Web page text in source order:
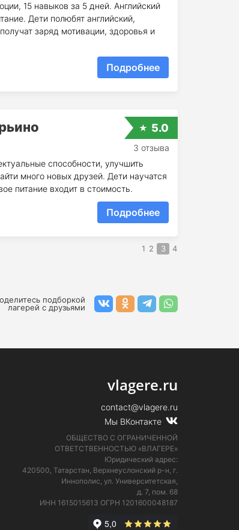
15 навыков за 5 дней. Английский
Дети полюбят английский,
заряд мотивации, здоровья и
Подробнее
способности, улучшить
много новых друзей. Дети научатся
питание входит в стоимость.
Подробнее
5.0
3 отзыва
1 2 3 4
подборкой
лагерей с друзьями
vlagere.ru
contact@vlagere.ru
Мы ВКонтакте
ОБЩЕСТВО С ОГРАНИЧЕННОЙ
ОТВЕТСТВЕННОСТЬЮ «ВЛАГЕРЕ»
Юридический адрес:
420500, Татарстан, Верхнеуслонский р-н, г.
Иннополис, ул. Университетская,
д. 7, пом. 68
ИНН 1615015613 ОГРН 1201600048187